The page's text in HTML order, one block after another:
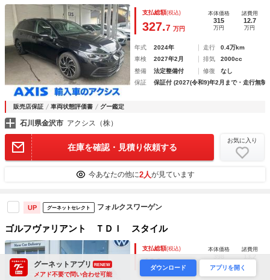
ション未出品 純正１７インチアルミ 純正ナビＴＶ バック
モニター ヘッドアップディスプレイ ＥＴＣ 純正スマート
キー２個 純正フロアマット
支払総額(税込)
327.7 万円
本体価格
315
万円
諸費用
12.7
万円
年式 2024年 走行
0.4万km
車検
2027年2月 排気
2000cc
整備
法定整備付 修復
なし
保証
保証付 (2027(令和9)年2月まで・走行無制
販売店保証 車両状態評価書 グー鑑定
石川県金沢市 アクシス（株）
在庫を確認・見積り依頼する
お気に入り
今あなたの他に2人が見ています
UP グーネットセレクト フォルクスワーゲン
ゴルフヴァリアント ＴＤＩ スタイル
支払総額(税込)
411. 2万円
本体価格
398
万円
諸費用
13.2
グーネットアプリ RENEW
メアド不要で問い合わせ可能
ダウンロード アプリを開く